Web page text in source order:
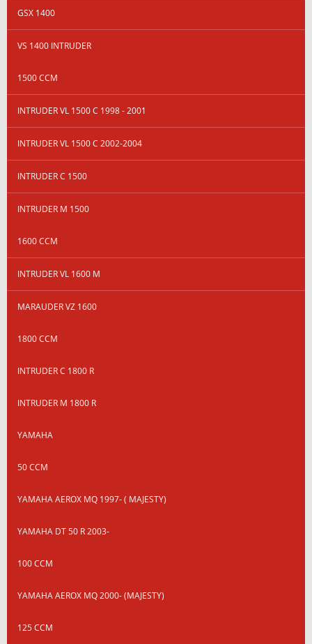
GSX 1400
VS 1400 INTRUDER
1500 CCM
INTRUDER VL 1500 C 1998 - 2001
INTRUDER VL 1500 C 2002-2004
INTRUDER C 1500
INTRUDER M 1500
1600 CCM
INTRUDER VL 1600 M
MARAUDER VZ 1600
1800 CCM
INTRUDER C 1800 R
INTRUDER M 1800 R
YAMAHA
50 CCM
YAMAHA AEROX MQ 1997- ( MAJESTY)
YAMAHA DT 50 R 2003-
100 CCM
YAMAHA AEROX MQ 2000- (MAJESTY)
125 CCM